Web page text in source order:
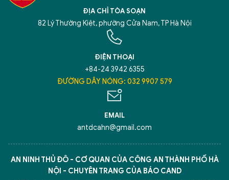
ĐỊA CHỈ TÒA SOẠN
82 Lý Thường Kiệt, phường Cửa Nam, TP Hà Nội
ĐIỆN THOẠI
+84-24 3942 6355
ĐƯỜNG DÂY NÓNG: 032 9907 579
EMAIL
antdcahn@gmail.com
AN NINH THỦ ĐÔ - CƠ QUAN CỦA CÔNG AN THÀNH PHỐ HÀ
NỘI - CHUYÊN TRANG CỦA BÁO CAND